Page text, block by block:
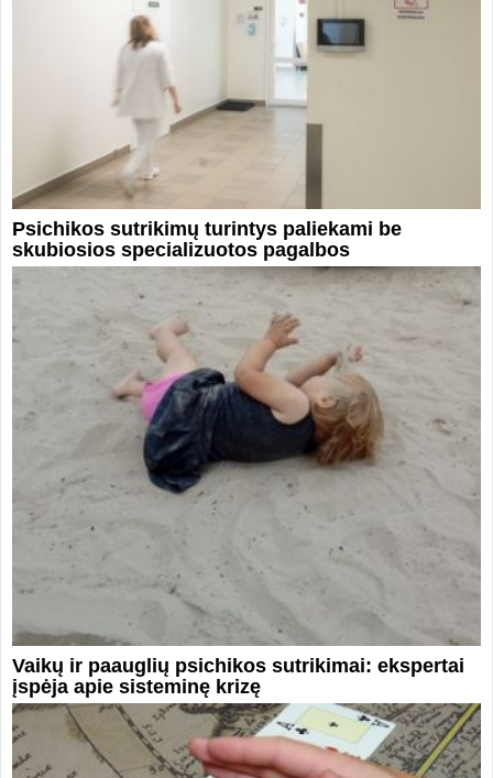
Psichikos sutrikimų turintys paliekami be
skubiosios specializuotos pagalbos
Vaikų ir paauglių psichikos sutrikimai: ekspertai
įspėja apie sisteminę krizę